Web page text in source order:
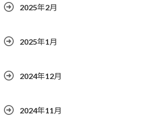
2025年2月
2025年1月
2024年12月
2024年11月